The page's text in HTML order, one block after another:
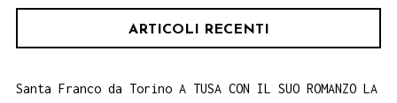
ARTICOLI RECENTI
Santa Franco da Torino A TUSA CON IL SUO ROMANZO LA